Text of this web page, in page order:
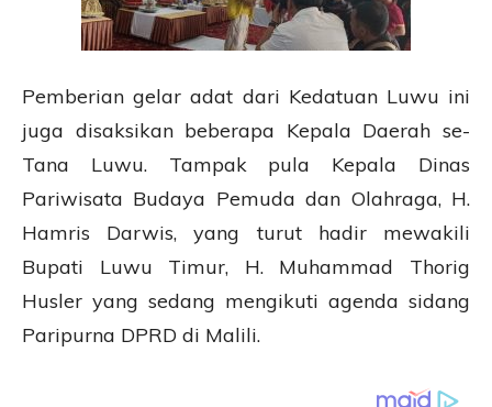
Pemberian gelar adat dari Kedatuan Luwu ini
juga disaksikan beberapa Kepala Daerah se-
Tana Luwu. Tampak pula Kepala Dinas
Pariwisata Budaya Pemuda dan Olahraga, H.
Hamris Darwis, yang turut hadir mewakili
Bupati Luwu Timur, H. Muhammad Thorig
Husler yang sedang mengikuti agenda sidang
Paripurna DPRD di Malili.